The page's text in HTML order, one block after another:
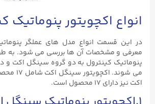
انواع اکچویتور پنوماتیک
در این قسمت انواع مدل های عملگر
معرفی و مشخصات آن ها بررسی می شود. به
پنوماتیک کینترول به دو گروه سینگل اکت و
می شوند.
اکت نیز دارای ۱۷ محصول است.